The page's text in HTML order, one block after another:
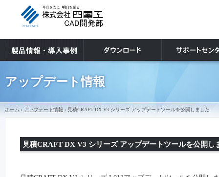
アップデート情報
ホーム › アップデート情報 › 見積CRAFT DX V3 シリーズ アップデートツールを公開しました
見積CRAFT DX V3 シリーズ アップデートツールを公開し